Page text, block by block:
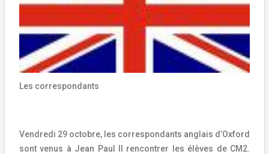
Les correspondants
Vendredi 29 octobre, les correspondants anglais d’Oxford
sont venus à Jean Paul II rencontrer les élèves de CM2.